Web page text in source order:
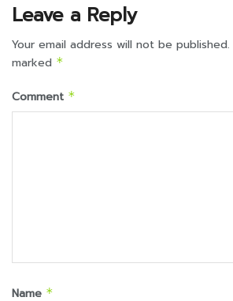
Leave a Reply
Your email address will not be published.
marked *
Comment *
Name *